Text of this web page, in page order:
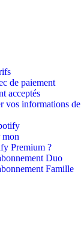
de paiement
acceptés
vos informations de
mon
Premium ?
Duo
Famille